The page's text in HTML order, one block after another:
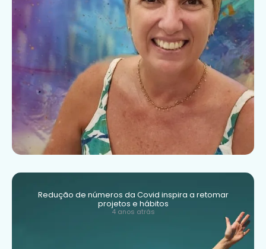
Redução de números da Covid inspira a retomar
projetos e hábitos
4 anos atrás